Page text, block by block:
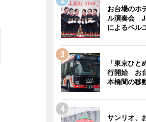
お台場のホ
ル演奏会
によるベル
「東京ひと
行開始 お
本橋間の移
サンリオ、